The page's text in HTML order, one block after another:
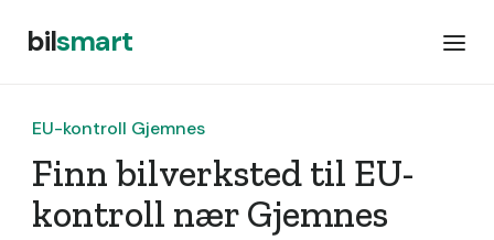
bilsmart
EU-kontroll Gjemnes
Finn bilverksted til EU-
kontroll nær Gjemnes